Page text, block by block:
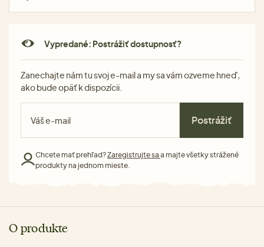
Vypredané: Postrážiť dostupnosť?
Zanechajte nám tu svoj e-mail a my sa vám ozveme hneď,
ako bude opäť k dispozícii.
Postrážiť
Chcete mať prehľad?Zaregistrujte sa a majte všetky strážené
produkty na jednom mieste.
O produkte